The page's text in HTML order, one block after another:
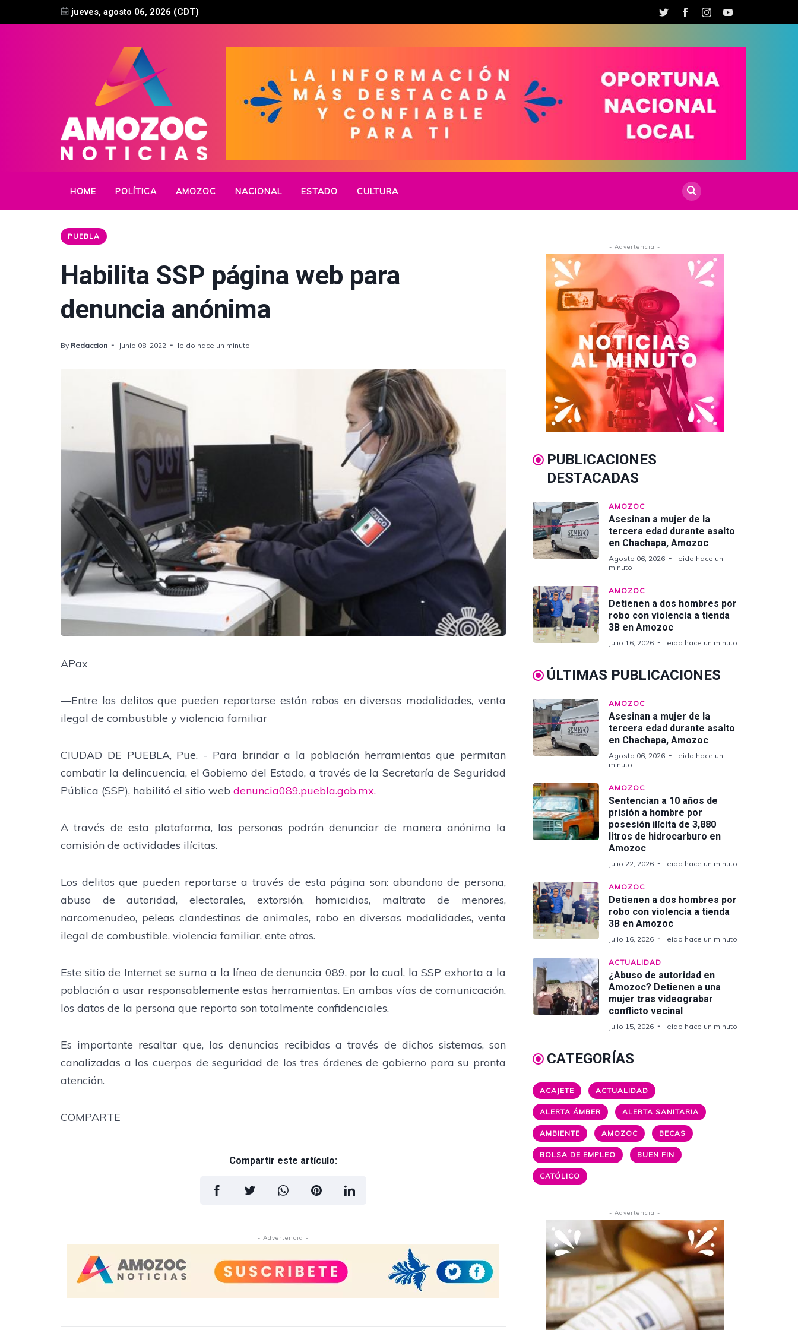
jueves, agosto 06, 2026 (CDT)
HOME POLÍTICA AMOZOC NACIONAL ESTADO CULTURA
PUEBLA
Habilita SSP página web para
denuncia anónima
By Redaccion Junio 08, 2022 leido hace un minuto
APax
—Entre los delitos que pueden reportarse están robos en diversas modalidades, venta
ilegal de combustible y violencia familiar
CIUDAD DE PUEBLA, Pue. - Para brindar a la población herramientas que permitan
combatir la delincuencia, el Gobierno del Estado, a través de la Secretaría de Seguridad
Pública (SSP), habilitó el sitio web denuncia089.puebla.gob.mx.
A través de esta plataforma, las personas podrán denunciar de manera anónima la
comisión de actividades ilícitas.
Los delitos que pueden reportarse a través de esta página son: abandono de persona,
abuso de autoridad, electorales, extorsión, homicidios, maltrato de menores,
narcomenudeo, peleas clandestinas de animales, robo en diversas modalidades, venta
ilegal de combustible, violencia familiar, ente otros.
Este sitio de Internet se suma a la línea de denuncia 089, por lo cual, la SSP exhorta a la
población a usar responsablemente estas herramientas. En ambas vías de comunicación,
los datos de la persona que reporta son totalmente confidenciales.
Es importante resaltar que, las denuncias recibidas a través de dichos sistemas, son
canalizadas a los cuerpos de seguridad de los tres órdenes de gobierno para su pronta
atención.
COMPARTE
Compartir este artículo:
- Advertencia -
- Advertencia -
PUBLICACIONES
DESTACADAS
AMOZOC
Asesinan a mujer de la
tercera edad durante asalto
en Chachapa, Amozoc
Agosto 06, 2026
leido hace un
minuto
AMOZOC
Detienen a dos hombres por
robo con violencia a tienda
3B en Amozoc
Julio 16, 2026 leido hace un minuto
ÚLTIMAS PUBLICACIONES
AMOZOC
Asesinan a mujer de la
tercera edad durante asalto
en Chachapa, Amozoc
Agosto 06, 2026
leido hace un
minuto
AMOZOC
Sentencian a 10 años de
prisión a hombre por
posesión ilícita de 3,880
litros de hidrocarburo en
Amozoc
Julio 22, 2026 leido hace un minuto
AMOZOC
Detienen a dos hombres por
robo con violencia a tienda
3B en Amozoc
Julio 16, 2026 leido hace un minuto
ACTUALIDAD
¿Abuso de autoridad en
Amozoc? Detienen a una
mujer tras videograbar
conflicto vecinal
Julio 15, 2026 leido hace un minuto
CATEGORÍAS
ACAJETE ACTUALIDAD
ALERTA ÁMBER ALERTA SANITARIA
AMBIENTE AMOZOC BECAS
BOLSA DE EMPLEO BUEN FIN
CATÓLICO
- Advertencia -